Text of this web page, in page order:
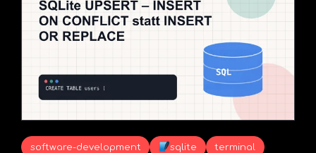
software-development sqlite terminal